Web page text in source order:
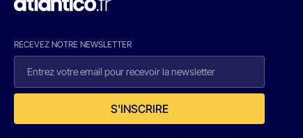
RECEVEZ NOTRE NEWSLETTER
S'INSCRIRE